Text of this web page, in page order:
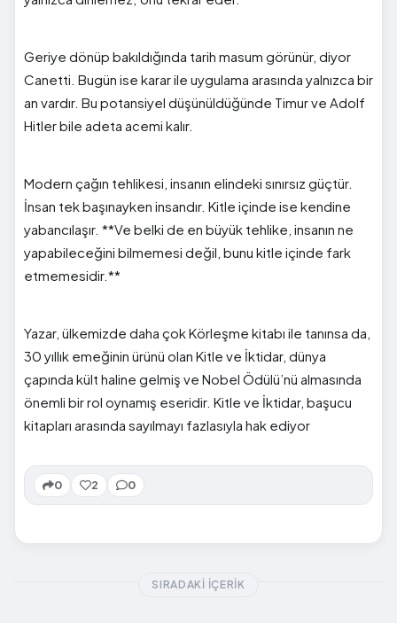
Geriye dönüp bakıldığında tarih masum görünür, diyor
Canetti. Bugün ise karar ile uygulama arasında yalnızca bir
an vardır. Bu potansiyel düşünüldüğünde Timur ve Adolf
Hitler bile adeta acemi kalır.
Modern çağın tehlikesi, insanın elindeki sınırsız güçtür.
İnsan tek başınayken insandır. Kitle içinde ise kendine
yabancılaşır. **Ve belki de en büyük tehlike, insanın ne
yapabileceğini bilmemesi değil, bunu kitle içinde fark
etmemesidir.**
Yazar, ülkemizde daha çok Körleşme kitabı ile tanınsa da,
30 yıllık emeğinin ürünü olan Kitle ve İktidar, dünya
çapında kült haline gelmiş ve Nobel Ödülü’nü almasında
önemli bir rol oynamış eseridir. Kitle ve İktidar, başucu
kitapları arasında sayılmayı fazlasıyla hak ediyor
0 2 0
SIRADAKI İÇERIK